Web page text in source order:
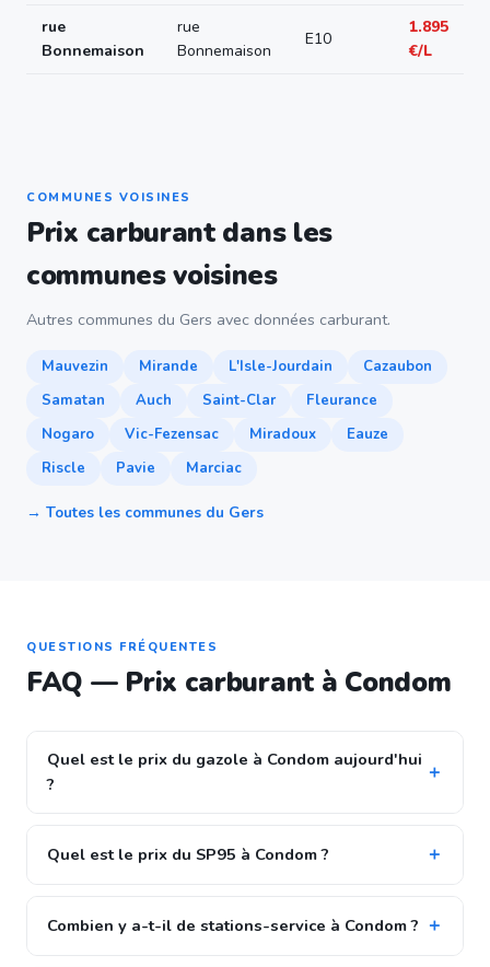
rue
Bonnemaison
rue
Bonnemaison
E10
1.895
€/L
COMMUNES VOISINES
Prix carburant dans les
communes voisines
Autres communes du Gers avec données carburant.
Mauvezin Mirande L'Isle-Jourdain
Cazaubon
Samatan
Auch Saint-Clar
Fleurance
Nogaro
Vic-Fezensac Miradoux
Eauze
Riscle
Pavie Marciac
→ Toutes les communes du Gers
QUESTIONS FRÉQUENTES
FAQ — Prix carburant à Condom
Quel est le prix du gazole à Condom aujourd'hui
?
Quel est le prix du SP95 à Condom ?
Combien y a-t-il de stations-service à Condom ?